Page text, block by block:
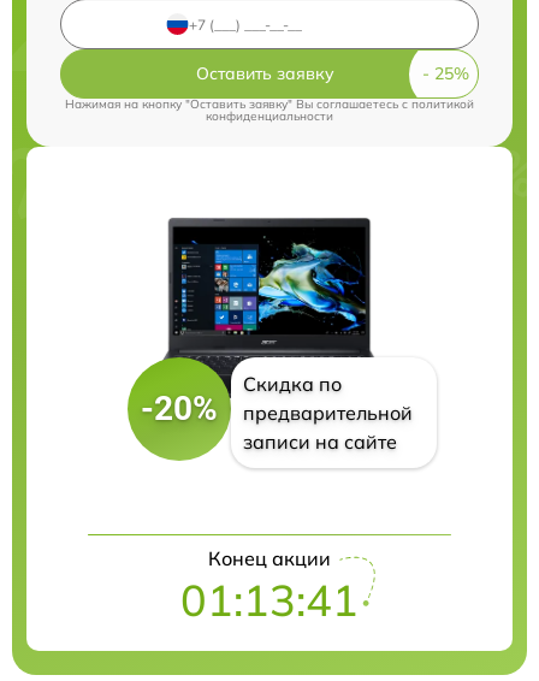
Оставить заявку
Нажимая на кнопку "Оставить заявку" Вы соглашаетесь cполитикой
конфиденциальности
-20%
Скидка по
предварительной
записи на сайте
Конец акции
01:13:40